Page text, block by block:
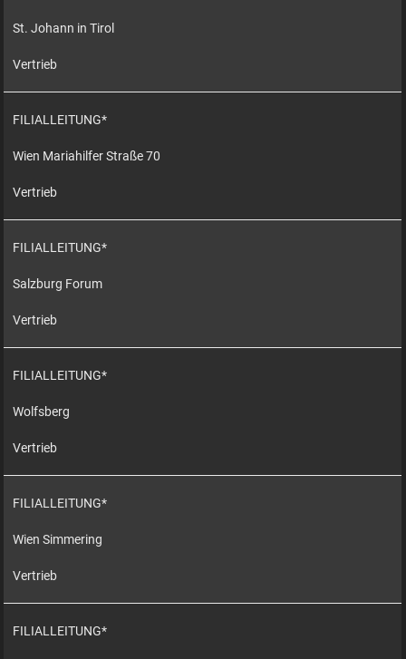
St. Johann in Tirol
Vertrieb
FILIALLEITUNG*
Wien Mariahilfer Straße 70
Vertrieb
FILIALLEITUNG*
Salzburg Forum
Vertrieb
FILIALLEITUNG*
Wolfsberg
Vertrieb
FILIALLEITUNG*
Wien Simmering
Vertrieb
FILIALLEITUNG*